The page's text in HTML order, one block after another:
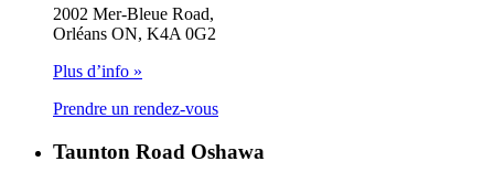
2002 Mer-Bleue Road,
Orléans ON, K4A 0G2
Plus d’info »
Prendre un rendez-vous
Taunton Road Oshawa